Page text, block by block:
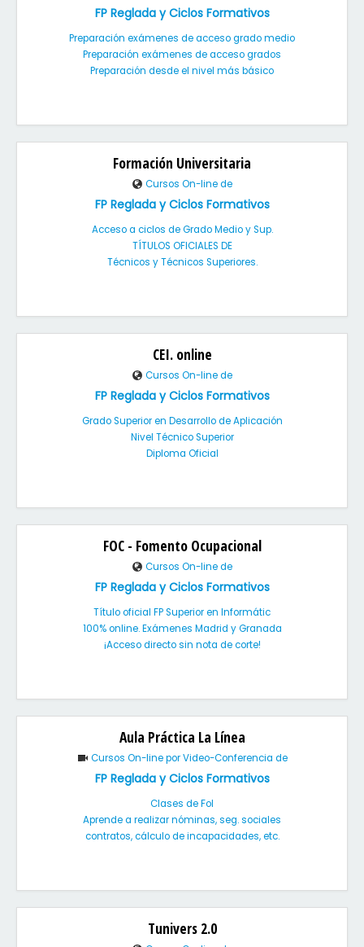
FP Reglada y Ciclos Formativos
Preparación exámenes de acceso grado medio
Preparación exámenes de acceso grados
Preparación desde el nivel más básico
Formación Universitaria
Cursos On-line de
FP Reglada y Ciclos Formativos
Acceso a ciclos de Grado Medio y Sup.
TÍTULOS OFICIALES DE
Técnicos y Técnicos Superiores.
CEI. online
Cursos On-line de
FP Reglada y Ciclos Formativos
Grado Superior en Desarrollo de Aplicación
Nivel Técnico Superior
Diploma Oficial
FOC - Fomento Ocupacional
Cursos On-line de
FP Reglada y Ciclos Formativos
Título oficial FP Superior en Informátic
100% online. Exámenes Madrid y Granada
¡Acceso directo sin nota de corte!
Aula Práctica La Línea
Cursos On-line por Video-Conferencia de
FP Reglada y Ciclos Formativos
Clases de Fol
Aprende a realizar nóminas, seg. sociales
contratos, cálculo de incapacidades, etc.
Tunivers 2.0